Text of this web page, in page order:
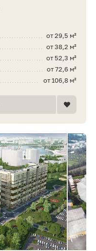
от 29,5 м²
от 38,2 м²
от 52,3 м²
от 72,6 м²
от 106,8 м²